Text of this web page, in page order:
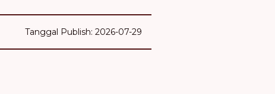
Tanggal Publish: 2026-07-29